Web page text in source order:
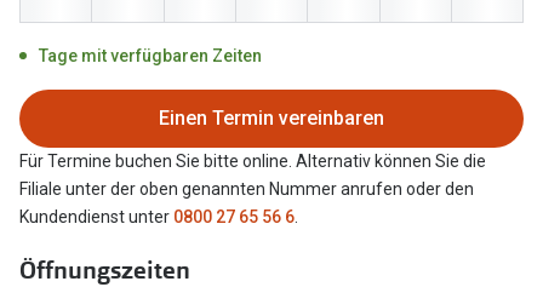
Prada
Seen
Miu Miu
alle Marken
Ratgeber
Gleitsicht Ratgeber
Prada
Unofficial
Oakley
Tage mit verfügbaren Zeiten
Einen Termin vereinbaren
Für Termine buchen Sie bitte online. Alternativ können Sie die
Filiale unter der oben genannten Nummer anrufen oder den
Kundendienst unter 0800 27 65 56 6
Öffnungszeiten